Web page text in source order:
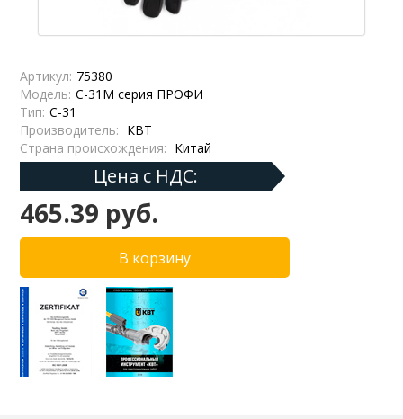
Артикул: 75380
Модель: С-31M серия ПРОФИ
Тип: С-31
Производитель: КВТ
Страна происхождения: Китай
Цена с НДС:
465.39 руб.